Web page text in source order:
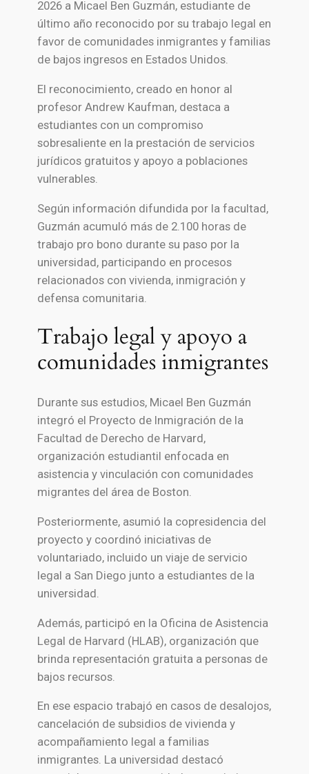
2026 a Micael Ben Guzmán, estudiante de
último año reconocido por su trabajo legal en
favor de comunidades inmigrantes y familias
de bajos ingresos en Estados Unidos.
El reconocimiento, creado en honor al
profesor Andrew Kaufman, destaca a
estudiantes con un compromiso
sobresaliente en la prestación de servicios
jurídicos gratuitos y apoyo a poblaciones
vulnerables.
Según información difundida por la facultad,
Guzmán acumuló más de 2.100 horas de
trabajo pro bono durante su paso por la
universidad, participando en procesos
relacionados con vivienda, inmigración y
defensa comunitaria.
Trabajo legal y apoyo a
comunidades inmigrantes
Durante sus estudios, Micael Ben Guzmán
integró el Proyecto de Inmigración de la
Facultad de Derecho de Harvard,
organización estudiantil enfocada en
asistencia y vinculación con comunidades
migrantes del área de Boston.
Posteriormente, asumió la copresidencia del
proyecto y coordinó iniciativas de
voluntariado, incluido un viaje de servicio
legal a San Diego junto a estudiantes de la
universidad.
Además, participó en la Oficina de Asistencia
Legal de Harvard (HLAB), organización que
brinda representación gratuita a personas de
bajos recursos.
En ese espacio trabajó en casos de desalojos,
cancelación de subsidios de vivienda y
acompañamiento legal a familias
inmigrantes. La universidad destacó